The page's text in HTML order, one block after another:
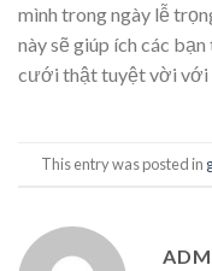
mình trong ngày lễ
này sẽ giúp ích các
cưới thật tuyệt vời với
This entry was posted in